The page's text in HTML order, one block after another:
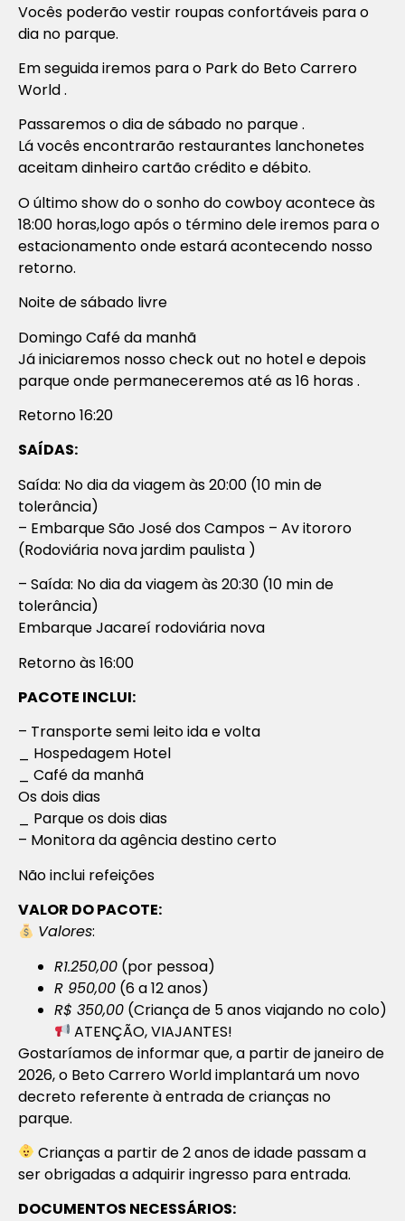
Vocês poderão vestir roupas confortáveis para o
dia no parque.
Em seguida iremos para o Park do Beto Carrero
World .
Passaremos o dia de sábado no parque .
Lá vocês encontrarão restaurantes lanchonetes
aceitam dinheiro cartão crédito e débito.
O último show do o sonho do cowboy acontece às
18:00 horas,logo após o término dele iremos para o
estacionamento onde estará acontecendo nosso
retorno.
Noite de sábado livre
Domingo Café da manhã
Já iniciaremos nosso check out no hotel e depois
parque onde permaneceremos até as 16 horas .
Retorno 16:20
SAÍDAS:
Saída: No dia da viagem às 20:00 (10 min de
tolerância)
– Embarque São José dos Campos – Av itororo
(Rodoviária nova jardim paulista )
– Saída: No dia da viagem às 20:30 (10 min de
tolerância)
Embarque Jacareí rodoviária nova
Retorno às 16:00
PACOTE INCLUI:
– Transporte semi leito ida e volta
_ Hospedagem Hotel
_ Café da manhã
Os dois dias
_ Parque os dois dias
– Monitora da agência destino certo
Não inclui refeições
VALOR DO PACOTE:
Valores:
R1.250,00 (por pessoa)
R 950,00 (6 a 12 anos)
R$ 350,00 (Criança de 5 anos viajando no colo)
ATENÇÃO, VIAJANTES!
Gostaríamos de informar que, a partir de janeiro de
2026, o Beto Carrero World implantará um novo
decreto referente à entrada de crianças no
parque.
Crianças a partir de 2 anos de idade passam a
ser obrigadas a adquirir ingresso para entrada.
DOCUMENTOS NECESSÁRIOS: